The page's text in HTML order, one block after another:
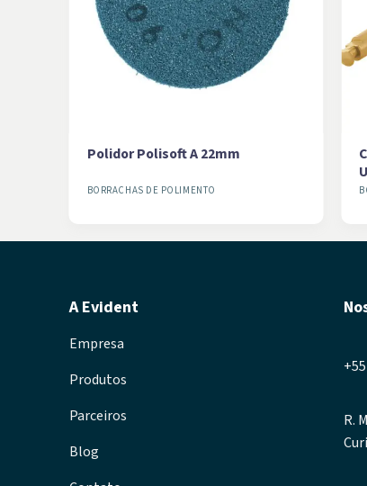
BORRACHAS DE POLIMENTO
Polidor Polisoft A 22mm
A Evident
Empresa
Produtos
Parceiros
Blog
R.